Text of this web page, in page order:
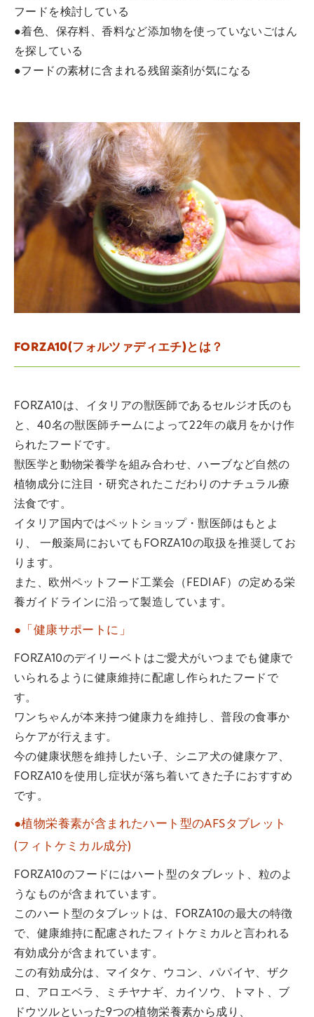
フードを検討している
●着色、保存料、香料など添加物を使っていないごはん
を探している
●フードの素材に含まれる残留薬剤が気になる
FORZA10(フォルツァディエチ)とは？
FORZA10は、イタリアの獣医師であるセルジオ氏のも
と、40名の獣医師チームによって22年の歳月をかけ作
られたフードです。
獣医学と動物栄養学を組み合わせ、ハーブなど自然の
植物成分に注目・研究されたこだわりのナチュラル療
法食です。
イタリア国内ではペットショップ・獣医師はもとよ
り、 一般薬局においてもFORZA10の取扱を推奨してお
ります。
また、欧州ペットフード工業会（FEDIAF）の定める栄
養ガイドラインに沿って製造しています。
●「健康サポートに」
FORZA10のデイリーベトはご愛犬がいつまでも健康で
いられるように健康維持に配慮し作られたフードで
す。
ワンちゃんが本来持つ健康力を維持し、普段の食事か
らケアが行えます。
今の健康状態を維持したい子、シニア犬の健康ケア、
FORZA10を使用し症状が落ち着いてきた子におすすめ
です。
●植物栄養素が含まれたハート型のAFSタブレット
(フィトケミカル成分)
FORZA10のフードにはハート型のタブレット、粒のよ
うなものが含まれています。
このハート型のタブレットは、FORZA10の最大の特徴
で、健康維持に配慮されたフィトケミカルと言われる
有効成分が含まれています。
この有効成分は、マイタケ、ウコン、パパイヤ、ザク
ロ、アロエベラ、ミチヤナギ、カイソウ、トマト、ブ
ドウツルといった9つの植物栄養素から成り、